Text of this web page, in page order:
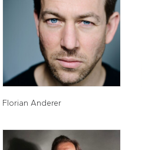
Florian Anderer